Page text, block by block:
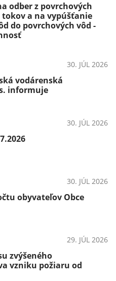
odber z povrchových
tokov a na vypúšťanie
do povrchových vôd -
30. JÚL 2026
vodárenská
informuje
30. JÚL 2026
30. JÚL 2026
obyvateľov Obce
29. JÚL 2026
zvýšeného
vzniku požiaru od